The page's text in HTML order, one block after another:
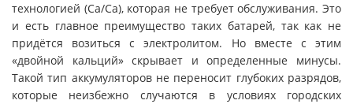
технологией (Са/Са), которая не требует обслуживания. Это
и есть главное преимущество таких батарей, так как не
придётся возиться с электролитом. Но вместе с этим
«двойной кальций» скрывает и определенные минусы.
Такой тип аккумуляторов не переносит глубоких разрядов,
которые неизбежно случаются в условиях городских